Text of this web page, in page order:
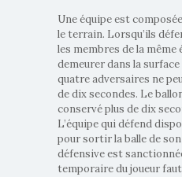
Une équipe est
le terrain. Lorsqu’ils
les membres de la
demeurer dans la
quatre adversaires ne
de dix secondes. Le
conservé plus de dix
L’équipe qui défend
pour sortir la balle de
défensive est
temporaire du joueur